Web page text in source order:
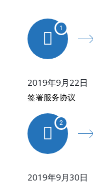
1
2019年9月22日
签署服务协议
2
2019年9月30日